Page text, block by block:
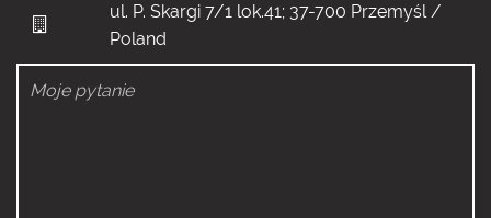
ul. P. Skargi 7/1 lok.41; 37-700 Przemyśl /
Poland